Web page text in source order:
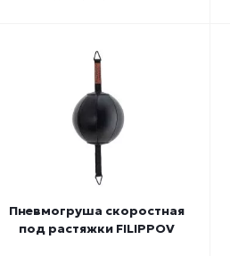
Пневмогруша скоростная
под растяжки FILIPPOV